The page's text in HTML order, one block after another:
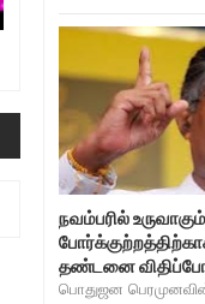
நவம்பரில்
தண்டனை
பொதுஜன